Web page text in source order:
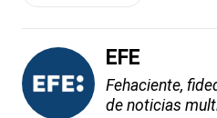
EFE
Fehaciente,
de noticias